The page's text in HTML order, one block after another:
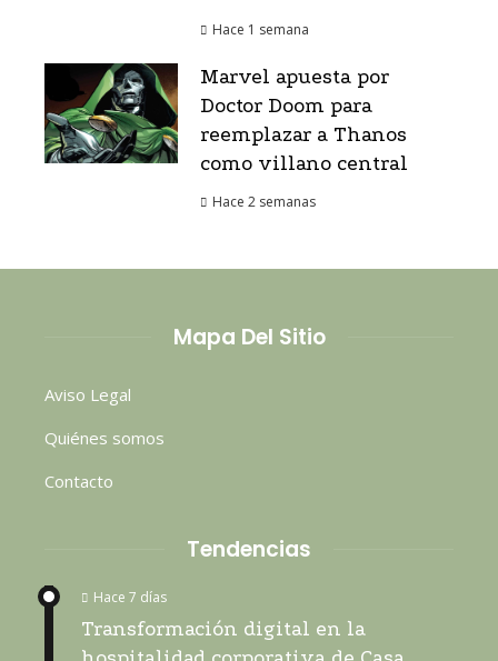
Hace 1 semana
Marvel apuesta por
Doctor Doom para
reemplazar a Thanos
como villano central
Hace 2 semanas
Mapa Del Sitio
Aviso Legal
Quiénes somos
Contacto
Tendencias
Hace 7 días
Transformación digital en la